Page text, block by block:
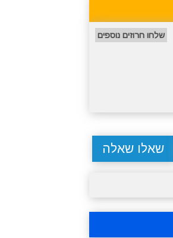
שלחו חרוזים נוספים
שאלו שאלה